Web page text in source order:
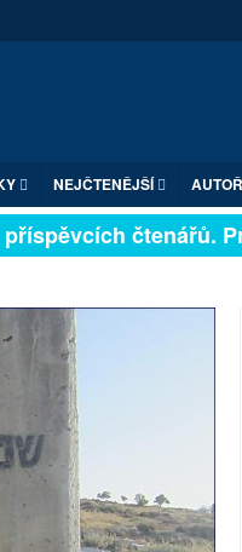
NEJČTENĚJŠÍ
čtenářů.